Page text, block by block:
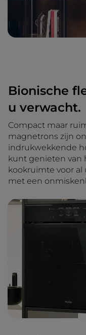
Bionische
u verwacht.
Compact maar
magnetrons zijn
indrukwekkende
kunt genieten van
kookruimte voor al
met een